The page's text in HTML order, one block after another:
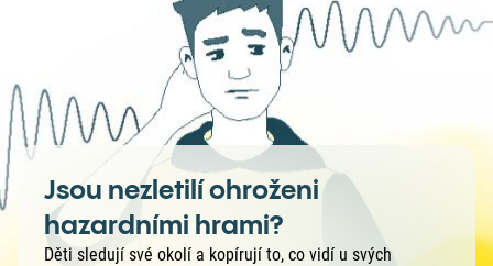
Jsou nezletilí ohroženi
hazardními hrami?
Děti sledují své okolí a kopírují to, co vidí u svých